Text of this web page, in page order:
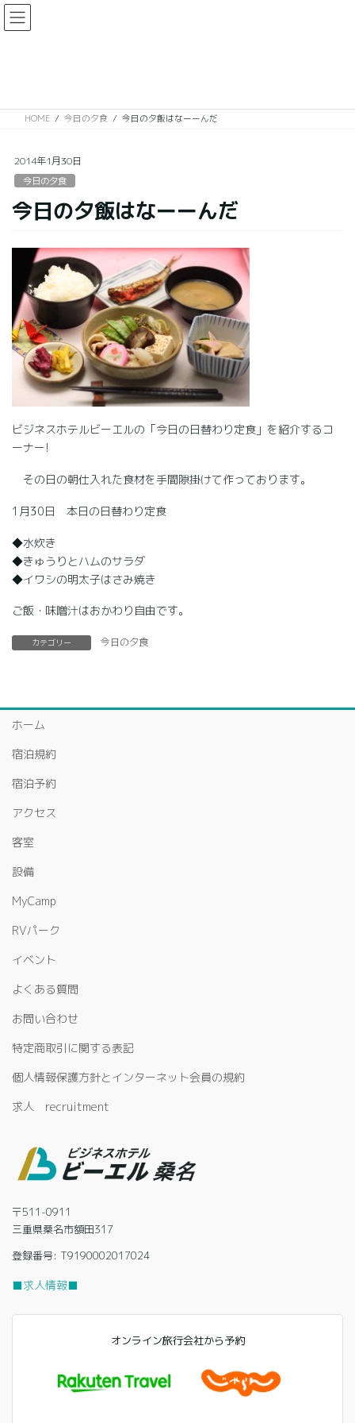
コ
ン
移
ナ
ビ
ン
HOME 今日の夕食 今日の夕飯はなーーんだ
2014年1月30日
今日の夕食
今日の夕飯はなーーんだ
ビジネスホテルビーエルの「今日の日替わり定食」を紹介するコ
ーナー!
その日の朝仕入れた食材を手間隙掛けて作っております。
1月30日 本日の日替わり定食
◆水炊き
◆きゅうりとハムのサラダ
◆イワシの明太子はさみ焼き
ご飯・味噌汁はおかわり自由です。
カテゴリー 今日の夕食
ホーム
宿泊規約
宿泊予約
アクセス
客室
設備
MyCamp
RVパーク
イベント
よくある質問
お問い合わせ
特定商取引に関する表記
個人情報保護方針とインターネット会員の規約
求人 recruitment
〒511-0911
三重県桑名市額田317
登録番号: T9190002017024
■求人情報■
オンライン旅行会社から予約